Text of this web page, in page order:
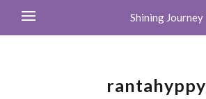
Shining Journey
rantahyppy